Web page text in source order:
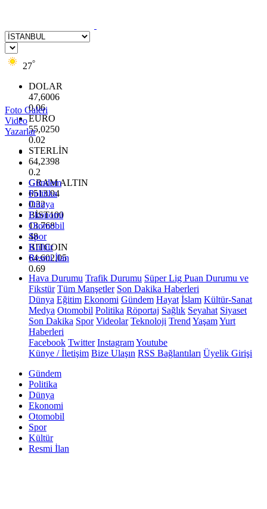
27°
DOLAR
47,6006
0.06
EURO
55,0250
0.02
STERLİN
64,2398
0.2
GRAM ALTIN
6513.94
0.32
BİST100
13.768
48
BITCOIN
64.602,05
0.69
Foto Galeri
Video
Yazarlar
Gündem
Politika
Dünya
Ekonomi
Otomobil
Spor
Kültür
Resmi İlan
Hava Durumu Trafik Durumu Süper Lig Puan Durumu ve
Fikstür Tüm Manşetler Son Dakika Haberleri
Dünya Eğitim Ekonomi Gündem Hayat İslam Kültür-Sanat
Medya Otomobil Politika Röportaj Sağlık Seyahat Siyaset
Son Dakika Spor Videolar Teknoloji Trend YaşamYurt
Haberleri
Facebook Twitter InstagramYoutube
Künye / İletişim Bize Ulaşın RSS Bağlantıları Üyelik Girişi
Gündem
Politika
Dünya
Ekonomi
Otomobil
Spor
Kültür
Resmi İlan